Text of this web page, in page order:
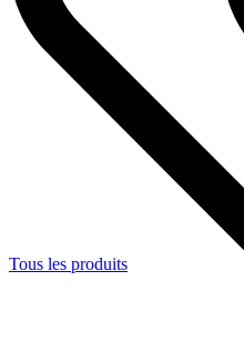
Tous les produits